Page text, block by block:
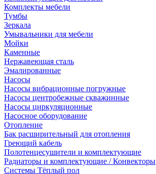
Комплекты мебели
Тумбы
Зеркала
Умывальники для мебели
Мойки
Каменные
Нержавеющая сталь
Эмалированные
Насосы
Насосы вибрационные погружные
Насосы центробежные скважинные
Насосы циркуляционные
Насосное оборудование
Отопление
Бак расширительный для отопления
Греющий кабель
Полотенцесушители и комплектующие
Радиаторы и комплектующие / Конвекторы
Системы Тёплый пол